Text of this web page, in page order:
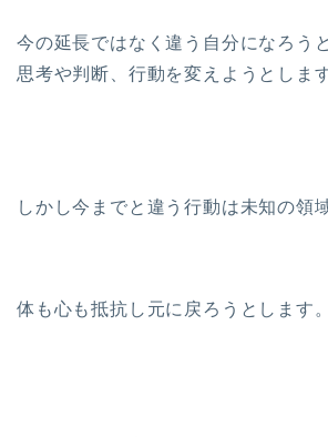
今の延長ではなく違う自分になろう
思考や判断、行動を変えようとします
しかし今までと違う行動は未知の領域
体も心も抵抗し元に戻ろうとします。